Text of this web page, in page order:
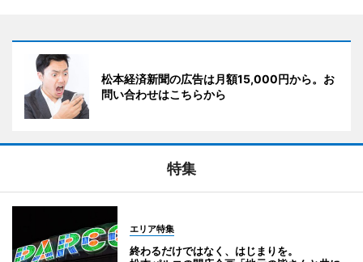
松本経済新聞の広告は月額15,000円から。お
問い合わせはこちらから
特集
エリア特集
終わるだけではなく、はじまりを。